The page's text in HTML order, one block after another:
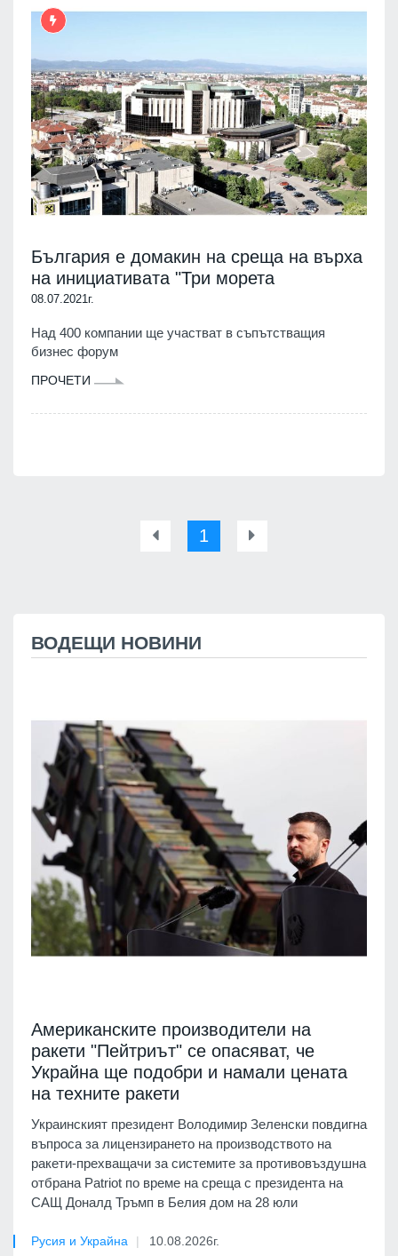
България е домакин на среща на върха
на инициативата "Три морета
08.07.2021г.
Над 400 компании ще участват в съпътстващия
бизнес форум
ПРОЧЕТИ
1
ВОДЕЩИ НОВИНИ
Американските производители на
ракети "Пейтриът" се опасяват, че
Украйна ще подобри и намали цената
на техните ракети
Украинският президент Володимир Зеленски повдигна
въпроса за лицензирането на производството на
ракети-прехващачи за системите за противовъздушна
отбрана Patriot по време на среща с президента на
САЩ Доналд Тръмп в Белия дом на 28 юли
Русия и Украйна 10.08.2026г.